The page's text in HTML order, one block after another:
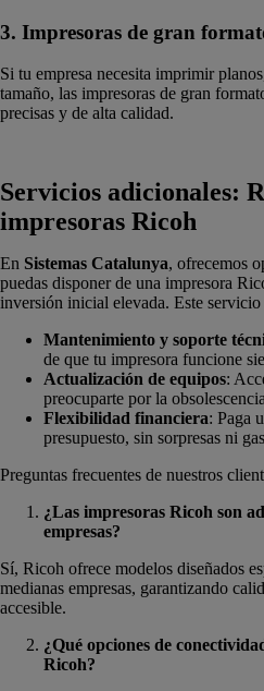
3. Impresoras de gran
Si tu empresa necesita imprimir
tamaño, las impresoras de gran
precisas y de alta calidad.
Servicios adicionales:
impresoras Ricoh
En Sistemas Catalunya, ofrecemos
puedas disponer de una impresora
inversión inicial elevada. Este
Mantenimiento y soporte
de que tu impresora funcione
Actualización de equipos:
preocuparte por la
Flexibilidad financiera: Paga
presupuesto, sin sorpresas ni
Preguntas frecuentes de nuestros
¿Las impresoras Ricoh son
empresas?
Sí, Ricoh ofrece modelos diseñados
medianas empresas, garantizando
accesible.
¿Qué opciones de
Ricoh?